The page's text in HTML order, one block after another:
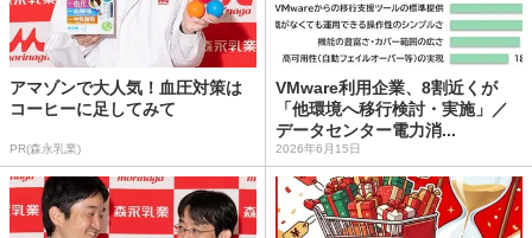
アマゾンで大人気！血圧対策は
コーヒーに足してみて
PR(森永乳業)
VMware利用企業、8割近くが
「他環境へ移行検討・実施」／
データセンター電力消...
2026年6月15日